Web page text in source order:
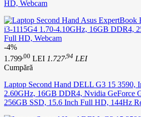
HD, Webcam
-4%
1.799 ,00 LEI 1.727,94 LEI
Cumpără
Laptop Second Hand DELL G3 15 3590,
2.60GHz, 16GB DDR4, Nvidia GeForce
256GB SSD, 15.6 Inch Full HD, 144Hz